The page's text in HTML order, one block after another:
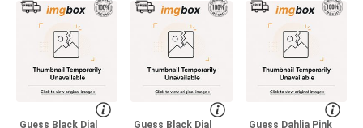
Guess Black Dial Guess Black Dial Guess Dahlia Pink